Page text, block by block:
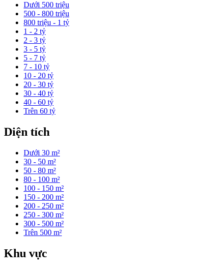
Dưới 500 triệu
500 - 800 triệu
800 triệu - 1 tỷ
1 - 2 tỷ
2 - 3 tỷ
3 - 5 tỷ
5 - 7 tỷ
7 - 10 tỷ
10 - 20 tỷ
20 - 30 tỷ
30 - 40 tỷ
40 - 60 tỷ
Trên 60 tỷ
Diện tích
Dưới 30 m²
30 - 50 m²
50 - 80 m²
80 - 100 m²
100 - 150 m²
150 - 200 m²
200 - 250 m²
250 - 300 m²
300 - 500 m²
Trên 500 m²
Khu vực